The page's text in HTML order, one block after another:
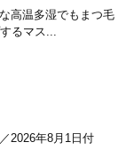
高温多湿でもまつ毛
るマス...
2026年8月1日付